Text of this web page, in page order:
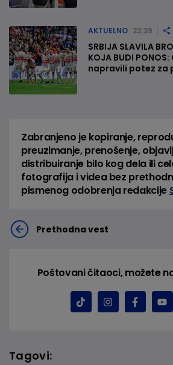
AKTUELNO 23:29
SRBIJA SLAVILA
KOJA BUDI
napravili potez za
Zabranjeno je kopiranje,
preuzimanje, prenošenje,
distribuiranje bilo kog dela ili
fotografija i videa bez
pismenog odobrenja redakcije
Prethodna vest
Poštovani čitaoci, možete
Tagovi: